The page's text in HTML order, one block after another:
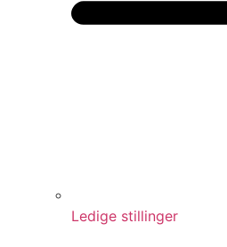
Ledige stillinger